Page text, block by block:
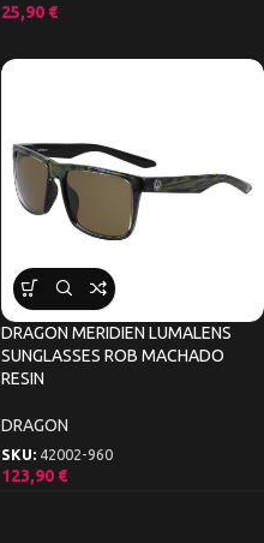
25,90 €
DRAGON MERIDIEN LUMALENS
SUNGLASSES ROB MACHADO
RESIN
DRAGON
SKU: 42002-960
123,90 €